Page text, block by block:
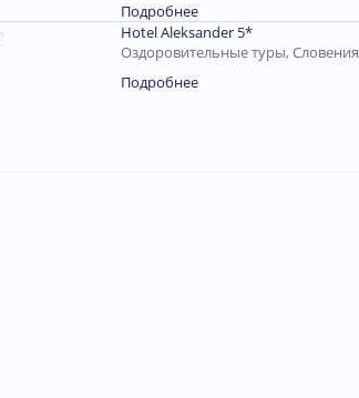
Подробнее
Hotel Aleksander 5*
Оздоровительные туры, Словения
Подробнее